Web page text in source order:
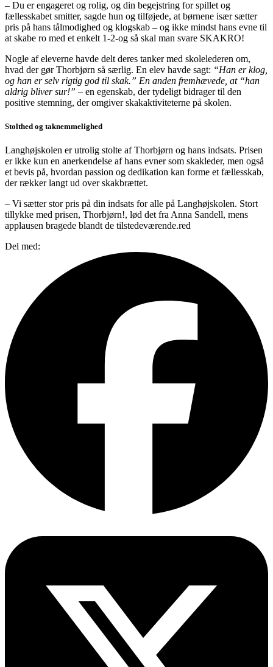
– Du er engageret og rolig, og din begejstring for spillet og
fællesskabet smitter, sagde hun og tilføjede, at børnene især sætter
pris på hans tålmodighed og klogskab – og ikke mindst hans evne til
at skabe ro med et enkelt 1-2-og så skal man svare SKAKRO!
Nogle af eleverne havde delt deres tanker med skolelederen om,
hvad der gør Thorbjørn så særlig. En elev havde sagt: “Han er klog,
og han er selv rigtig god til skak.” En anden fremhævede, at “han
aldrig bliver sur!” – en egenskab, der tydeligt bidrager til den
positive stemning, der omgiver skakaktiviteterne på skolen.
Stolthed og taknemmelighed
Langhøjskolen er utrolig stolte af Thorbjørn og hans indsats. Prisen
er ikke kun en anerkendelse af hans evner som skakleder, men også
et bevis på, hvordan passion og dedikation kan forme et fællesskab,
der rækker langt ud over skakbrættet.
– Vi sætter stor pris på din indsats for alle på Langhøjskolen. Stort
tillykke med prisen, Thorbjørn!, lød det fra Anna Sandell, mens
applausen bragede blandt de tilstedeværende.red
Del med: